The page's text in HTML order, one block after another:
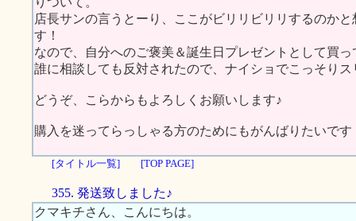
店長サンの言うとーり、ここがビリリビリリするのか
す！
なので、自分へのご褒美＆誕生日プレゼントとして買
誰に相談しても反対されたので、ナイショでこっそり
どうぞ、こらからもよろしくお願いします♪
購入を迷ってらっしゃる方のためにもがんばりたいです
[タイトル一覧] [TOP PAGE]
355. 発送致しました♪
クマキチさん、こんにちは。